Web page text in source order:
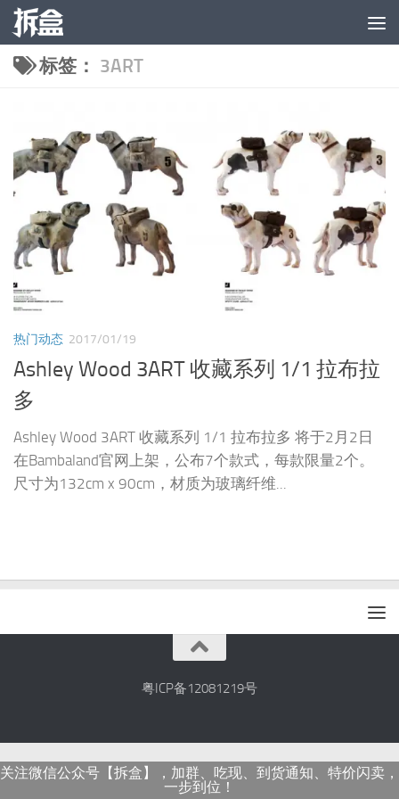
跳至内容
标签： 3ART
热门动态 2017/01/19
Ashley Wood 3ART 收藏系列 1/1 拉布拉
多
Ashley Wood 3ART 收藏系列 1/1 拉布拉多 将于2月2日
在Bambaland官网上架，公布7个款式，每款限量2个。
尺寸为132cm x 90cm，材质为玻璃纤维...
粤ICP备12081219号
关注微信公众号【拆盒】，加群、吃现、到货通知、特价闪卖，
一步到位！